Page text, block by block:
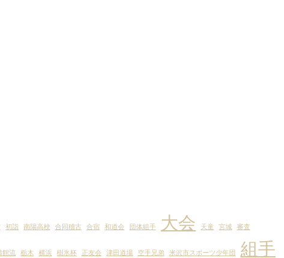
初詣 南陽高校 合同稽古 合宿 和道会 団体組手 大会 天童 宮城 審査
館流 栃木 横浜 樹氷杯 正友会 津田道場 空手兄弟 米沢市スポーツ少年団 組手